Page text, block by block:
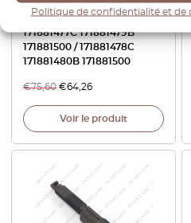
Politique de confidentialité et de
Siège Set de 2 Gauche ou
Droite Intérieur et Extérieur
171881477C 171881479B
171881500 / 171881478C
171881480B 171881500
€75,60 €64,26
Voir le produit